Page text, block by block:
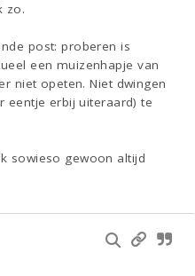
zo.
post: proberen is
een muizenhapje van
niet opeten. Niet dwingen
eentje erbij uiteraard) te
sowieso gewoon altijd